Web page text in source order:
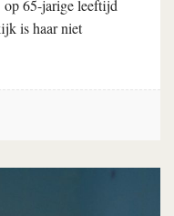
65-jarige leeftijd
is haar niet